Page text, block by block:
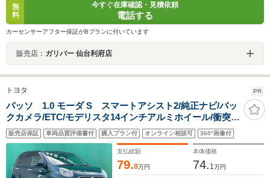
無
料
今すぐ在庫確認・見積依頼
電話する
カーセンサーアフター保証がBプランに付いています
販売店： ガリバー 仙台利府店
トヨタ PR
パッソ 1.0 モーダ S スマートアシスト2/純正ナビ/バッ
クカメラ/ETC/モデリスタ14インチアルミホイール/衝突回
避支援ブレーキ/車線逸脱警報/誤発進抑制制御機能/先行車
発信告知機能/衝突警報機能/禁煙車
販売店保証 車両品質評価書付 購入プラン付 オンライン相談可 360°画像付
支払総額
79.8万円
本体価格
74. 1万円